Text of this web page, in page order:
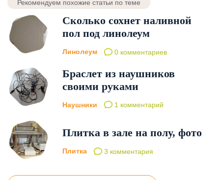
Рекомендуем похожие статьи по теме
Сколько сохнет наливной
пол под линолеум
Линолеум 0 комментариев
Браслет из наушников
своими руками
Наушники 1 комментарий
Плитка в зале на полу, фото
Плитка 3 комментария